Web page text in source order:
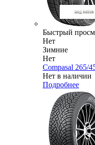
Быстрый
Нет
Зимние
Нет
Compasal 265/
Нет в наличии
Подробнее